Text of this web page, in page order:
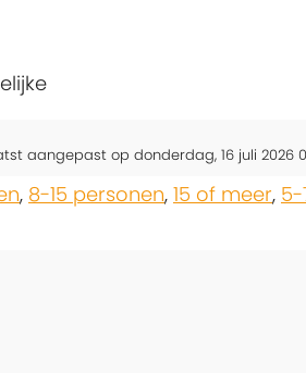
aangepast op donderdag, 16 juli 2026
, 8-15 personen, 15 of meer, 5-